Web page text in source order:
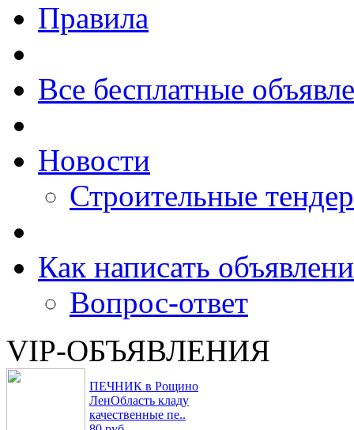
Правила
Все бесплатные
Новости
Строительные
Как написать
Вопрос-ответ
VIP-ОБЪЯВЛЕНИЯ
ПЕЧНИК в Рощино
ЛенОбласть кладу
качественные пе..